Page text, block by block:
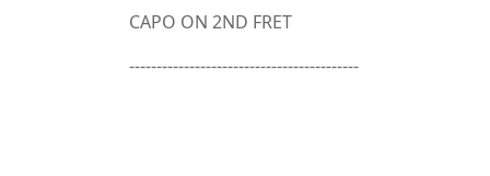
CAPO ON 2ND FRET
------------------------------------------